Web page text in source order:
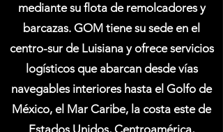
mediante su flota de remolcadores y
barcazas. GOM tiene su sede en el
centro-sur de Luisiana y ofrece servicios
logísticos que abarcan desde vías
navegables interiores hasta el Golfo de
México, el Mar Caribe, la costa este de
Estados Unidos, Centroamérica,